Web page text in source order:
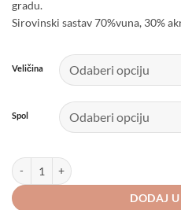
gradu.
Sirovinski sastav 70%vuna, 30%
Veličina
Spol
Rukavice sa Tradicionalnom
DODAJ